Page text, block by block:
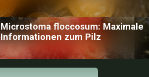
Microstoma floccosum: Maximale
Informationen zum Pilz